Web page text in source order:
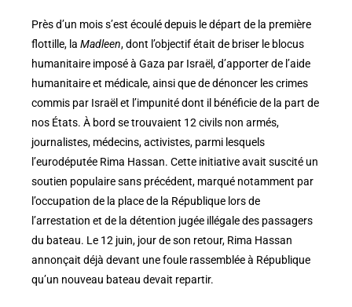
Près d’un mois s’est écoulé depuis le départ de la première
flottille, la Madleen, dont l’objectif était de briser le blocus
humanitaire imposé à Gaza par Israël, d’apporter de l’aide
humanitaire et médicale, ainsi que de dénoncer les crimes
commis par Israël et l’impunité dont il bénéficie de la part de
nos États. À bord se trouvaient 12 civils non armés,
journalistes, médecins, activistes, parmi lesquels
l’eurodéputée Rima Hassan. Cette initiative avait suscité un
soutien populaire sans précédent, marqué notamment par
l’occupation de la place de la République lors de
l’arrestation et de la détention jugée illégale des passagers
du bateau. Le 12 juin, jour de son retour, Rima Hassan
annonçait déjà devant une foule rassemblée à République
qu’un nouveau bateau devait repartir.